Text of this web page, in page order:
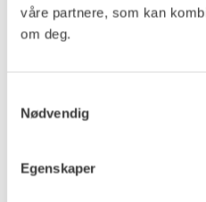
våre partnere, som kan
om deg.
Nødvendig
Egenskaper
Vurdering
NOK 50 000–70 000
Auksjonert